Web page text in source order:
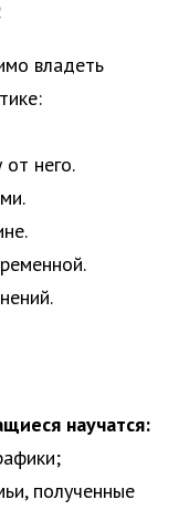
владеть
него.
научатся:
полученные